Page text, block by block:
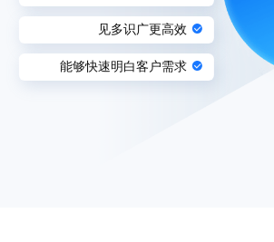
见多识广更高效
能够快速明白客户需求